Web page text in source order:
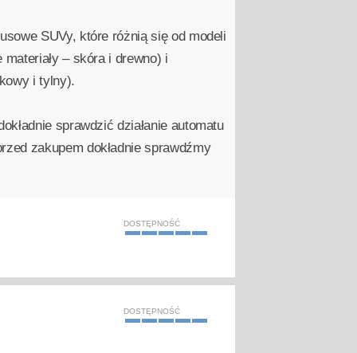
SUVy, które różnią się od modeli
– skóra i drewno) i
i tylny).
sprawdzić działanie automatu
zakupem dokładnie sprawdźmy
DOSTĘPNOŚĆ
DOSTĘPNOŚĆ